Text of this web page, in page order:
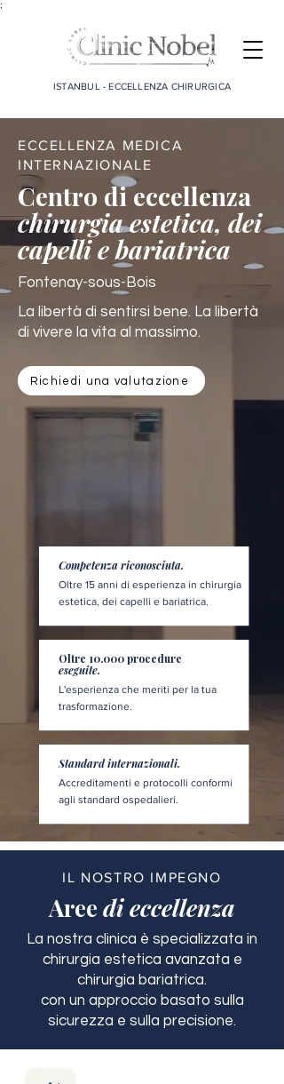
;
ISTANBUL - ECCELLENZA CHIRURGICA
ECCELLENZA MEDICA
INTERNAZIONALE
Centro di eccellenza
chirurgia estetica, dei
capelli e bariatrica
Fontenay-sous-Bois
La libertà di sentirsi bene. La libertà
di vivere la vita al massimo.
Richiedi una valutazione
Competenza riconosciuta.
Oltre 15 anni di esperienza in chirurgia
estetica, dei capelli e bariatrica.
Oltre 10.000 procedure
eseguite.
L'esperienza che meriti per la tua
trasformazione.
Standard internazionali.
Accreditamenti e protocolli conformi
agli standard ospedalieri.
IL NOSTRO IMPEGNO
Aree di eccellenza
La nostra clinica è specializzata in
chirurgia estetica avanzata e
chirurgia bariatrica.
con un approccio basato sulla
sicurezza e sulla precisione.